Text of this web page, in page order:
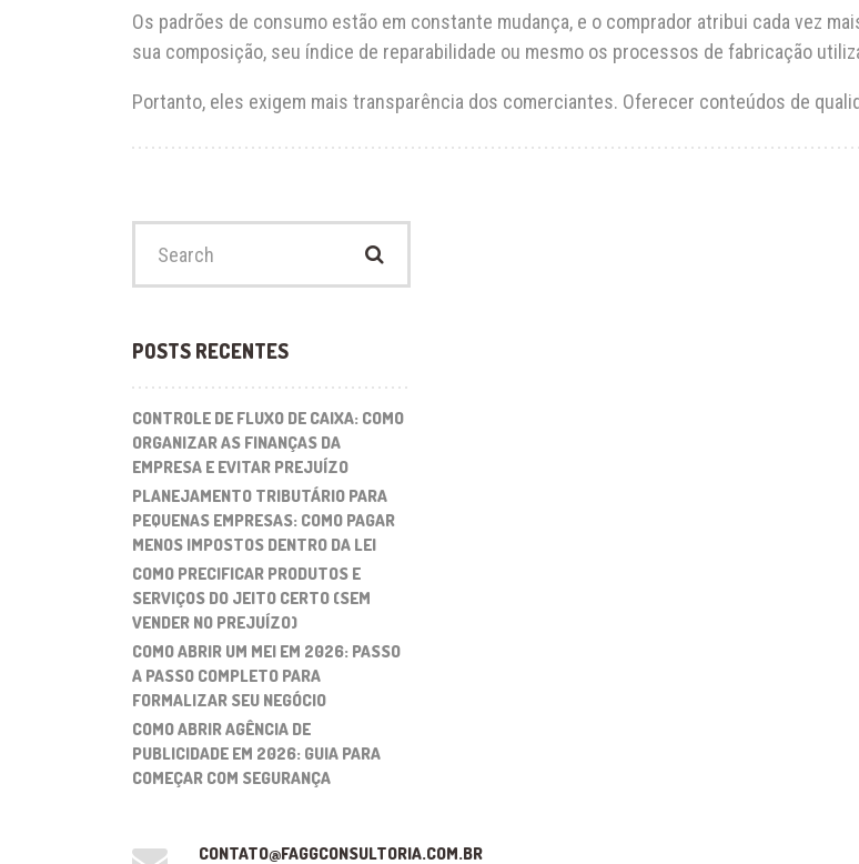
Os padrões de consumo estão em constante mudança, e o comprador atribui cada vez
sua composição, seu índice de reparabilidade ou mesmo os processos de fabricação
Portanto, eles exigem mais transparência dos comerciantes. Oferecer conteúdos de
POSTS RECENTES
CONTROLE DE FLUXO DE CAIXA: COMO
ORGANIZAR AS FINANÇAS DA
EMPRESA E EVITAR PREJUÍZO
PLANEJAMENTO TRIBUTÁRIO PARA
PEQUENAS EMPRESAS: COMO PAGAR
MENOS IMPOSTOS DENTRO DA LEI
COMO PRECIFICAR PRODUTOS E
SERVIÇOS DO JEITO CERTO (SEM
VENDER NO PREJUÍZO)
COMO ABRIR UM MEI EM 2026: PASSO
A PASSO COMPLETO PARA
FORMALIZAR SEU NEGÓCIO
COMO ABRIR AGÊNCIA DE
PUBLICIDADE EM 2026: GUIA PARA
COMEÇAR COM SEGURANÇA
CONTATO@FAGGCONSULTORIA.COM.BR